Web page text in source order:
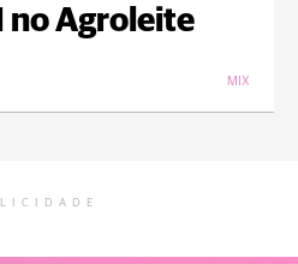
no Agroleite
MIX